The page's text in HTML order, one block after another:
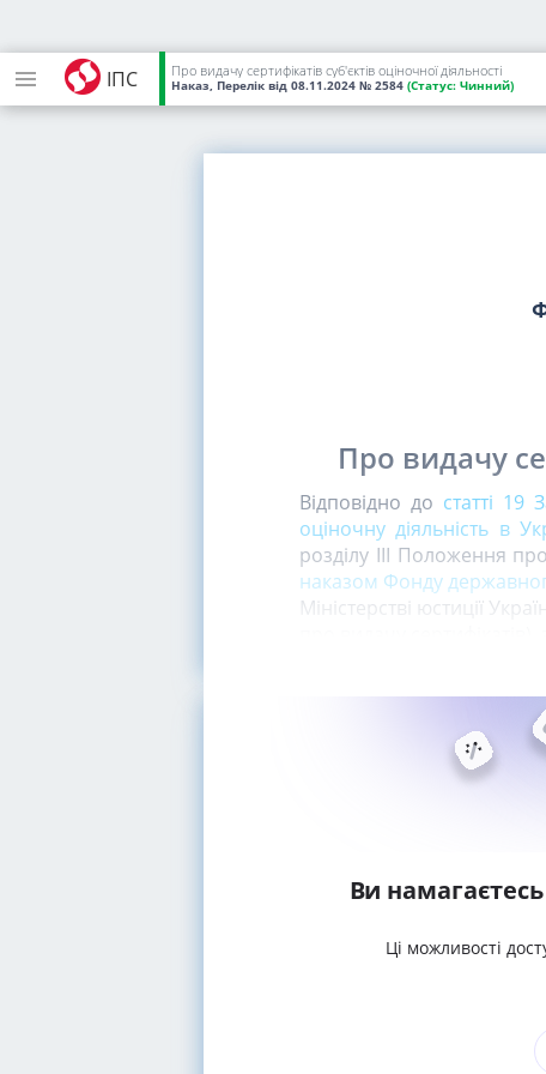
ІПС Про видачу сертифікатів суб'єктів оціночної діяльності
Наказ, Перелік від 08.11.2024 № 2584 (Статус: Чинний)
Про видачу
Відповідно до статті
оціночну діяльність в
розділу III Положення про
наказом Фонду
Міністерстві юстиції
Ви
Ці можливості